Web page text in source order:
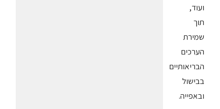
ועוד,
תוך
שמירת
הערכים
הבריאותיים
בבישול
ובאפייה.